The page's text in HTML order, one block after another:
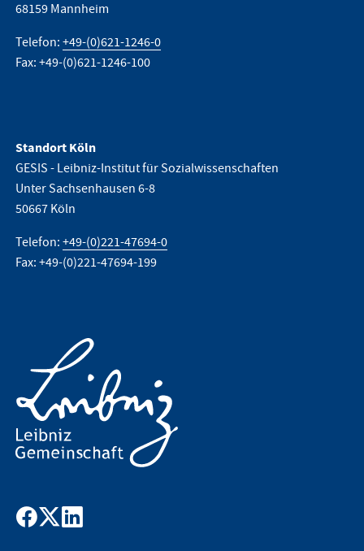
68159 Mannheim
Telefon:+49-(0)621-1246-0
Fax: +49-(0)621-1246-100
Standort Köln
GESIS - Leibniz-Institut für Sozialwissenschaften
Unter Sachsenhausen 6-8
50667 Köln
Telefon:+49-(0)221-47694-0
Fax: +49-(0)221-47694-199